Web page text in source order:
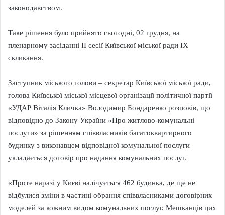
законодавством.
Таке рішення було прийнято сьогодні, 02 грудня, на
пленарному засіданні II сесії Київської міської ради IX
скликання.
Заступник міського голови – секретар Київської міської ради,
голова Київської міської місцевої організації політичної партії
«УДАР Віталія Кличка» Володимир Бондаренко розповів, що
відповідно до Закону України «Про житлово-комунальні
послуги» за рішенням співвласників багатоквартирного
будинку з виконавцем відповідної комунальної послуги
укладається договір про надання комунальних послуг.
«Проте наразі у Києві налічується 462 будинка, де ще не
відбулися зміни в частині обрання співвласниками договірних
моделей за кожним видом комунальних послуг. Мешканців цих